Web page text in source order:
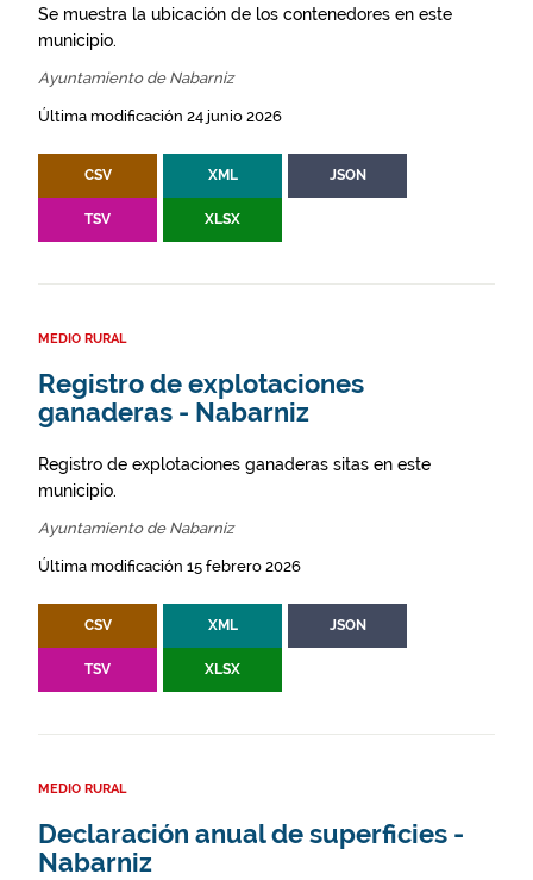
Se muestra la ubicación de los contenedores en este
municipio.
Ayuntamiento de Nabarniz
Última modificación 24 junio 2026
CSV XML JSON
TSV XLSX
MEDIO RURAL
Registro de explotaciones
ganaderas - Nabarniz
Registro de explotaciones ganaderas sitas en este
municipio.
Ayuntamiento de Nabarniz
Última modificación 15 febrero 2026
CSV XML JSON
TSV XLSX
MEDIO RURAL
Declaración anual de superficies -
Nabarniz